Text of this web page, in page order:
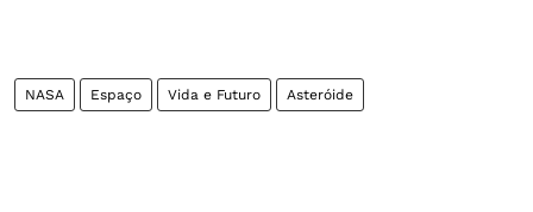
NASA Espaço Vida e Futuro Asteróide